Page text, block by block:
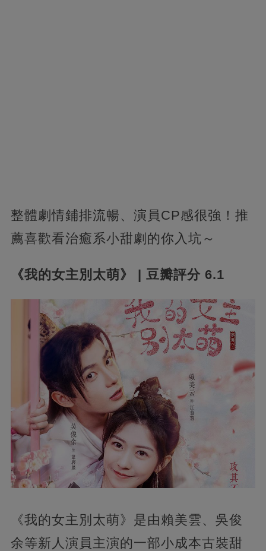
整體劇情鋪排流暢、演員CP感很強！推
薦喜歡看治癒系小甜劇的你入坑～
《我的女主別太萌》 | 豆瓣評分 6.1
《我的女主別太萌》是由賴美雲、吳俊
余等新人演員主演的一部小成本古裝甜